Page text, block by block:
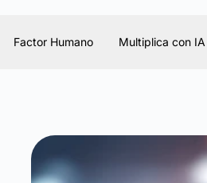
Factor Humano Multiplica con IA